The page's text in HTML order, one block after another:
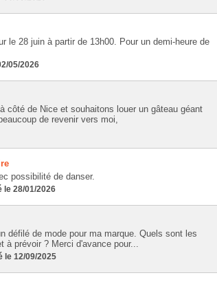
le 28 juin à partir de 13h00. Pour un demi-heure de
05/2026
côté de Nice et souhaitons louer un gâteau géant
de revenir vers moi,
possibilité de danser.
le 28/01/2026
défilé de mode pour ma marque. Quels sont les
à prévoir ? Merci d'avance pour...
le 12/09/2025